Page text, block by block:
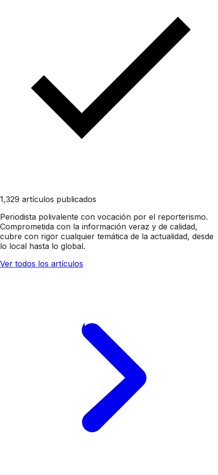
1,329 artículos publicados
Periodista polivalente con vocación por el reporterismo.
Comprometida con la información veraz y de calidad,
cubre con rigor cualquier temática de la actualidad, desde
lo local hasta lo global.
Ver todos los artículos